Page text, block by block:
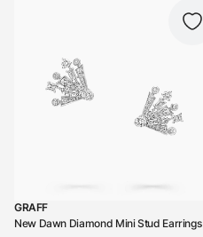
GRAFF
New Dawn Diamond Mini Stud Earrings